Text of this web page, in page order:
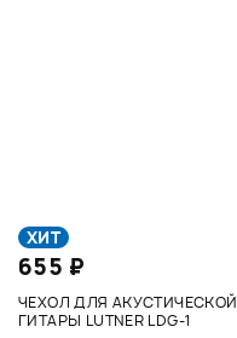
ХИТ
655 ₽
ЧЕХОЛ ДЛЯ АКУСТИЧЕСКОЙ
ГИТАРЫ LUTNER LDG-1